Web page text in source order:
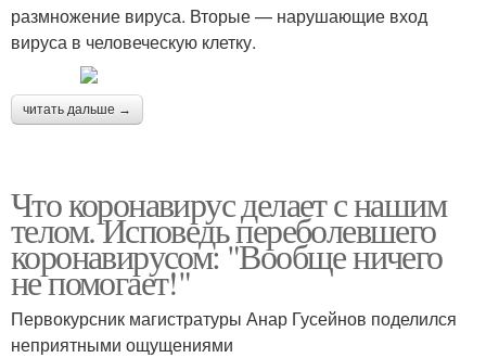
размножение вируса. Вторые — нарушающие вход
вируса в человеческую клетку.
читать дальше →
Что коронавирус делает с нашим
телом. Исповедь переболевшего
коронавирусом: "Вообще ничего
не помогает!"
Первокурсник магистратуры Анар Гусейнов поделился
неприятными ощущениями